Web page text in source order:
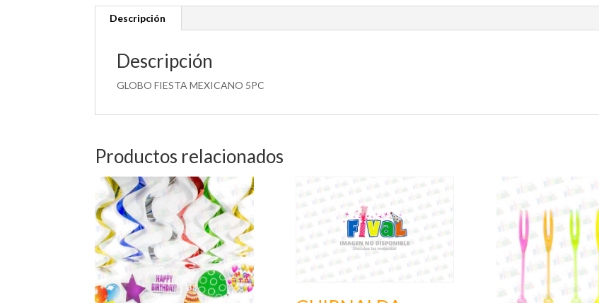
Descripción
Descripción
GLOBO FIESTA MEXICANO 5PC
Productos relacionados